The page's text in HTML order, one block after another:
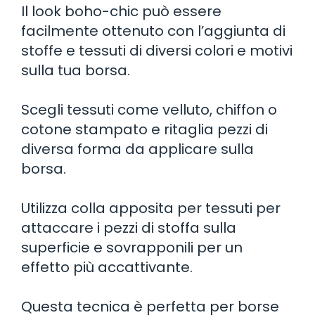
Il look boho-chic può essere
facilmente ottenuto con l’aggiunta di
stoffe e tessuti di diversi colori e motivi
sulla tua borsa.
Scegli tessuti come velluto, chiffon o
cotone stampato e ritaglia pezzi di
diversa forma da applicare sulla
borsa.
Utilizza colla apposita per tessuti per
attaccare i pezzi di stoffa sulla
superficie e sovrapponili per un
effetto più accattivante.
Questa tecnica è perfetta per borse